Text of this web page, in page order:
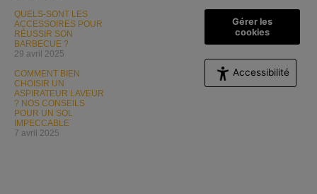
QUELS-SONT LES
ACCESSOIRES POUR
RÉUSSIR SON
BARBECUE ?
29 avril 2025
COMMENT BIEN
CHOISIR UN
ASPIRATEUR LAVEUR
? NOS CONSEILS
POUR UN SOL
IMPECCABLE
7 avril 2025
Gérer les
cookies
Accessibilité